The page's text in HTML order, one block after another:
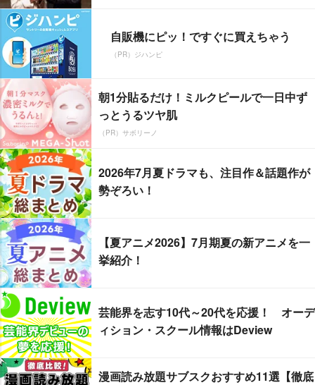
自販機にピッ！ですぐに買えちゃう
（PR）ジハンピ
朝1分貼るだけ！ミルクピールで一日中ず
っとうるツヤ肌
（PR）サボリーノ
2026年7月夏ドラマも、注目作＆話題作が
勢ぞろい！
【夏アニメ2026】7月期夏の新アニメを一
挙紹介！
芸能界を志す10代～20代を応援！ オーデ
ィション・スクール情報はDeview
漫画読み放題サブスクおすすめ11選【徹底